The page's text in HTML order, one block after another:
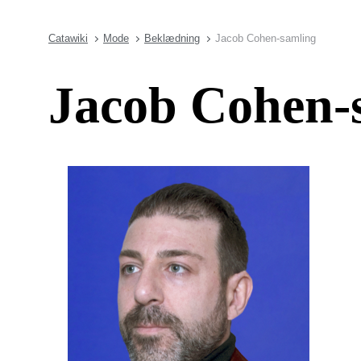
Catawiki Mode Beklædning Jacob Cohen-samling
Jacob